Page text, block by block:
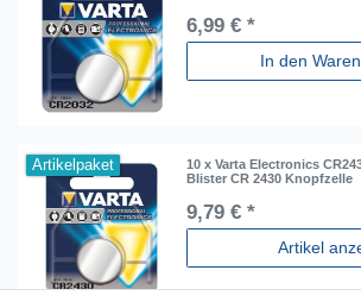
6,99 € *
In den
Artikelpaket
10 x Varta Electronics
Blister CR 2430 Knopfzelle
9,79 € *
Artikel